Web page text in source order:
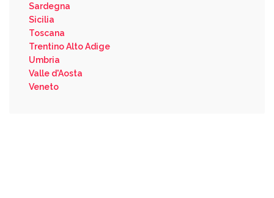
Sardegna
Sicilia
Toscana
Trentino Alto Adige
Umbria
Valle d'Aosta
Veneto